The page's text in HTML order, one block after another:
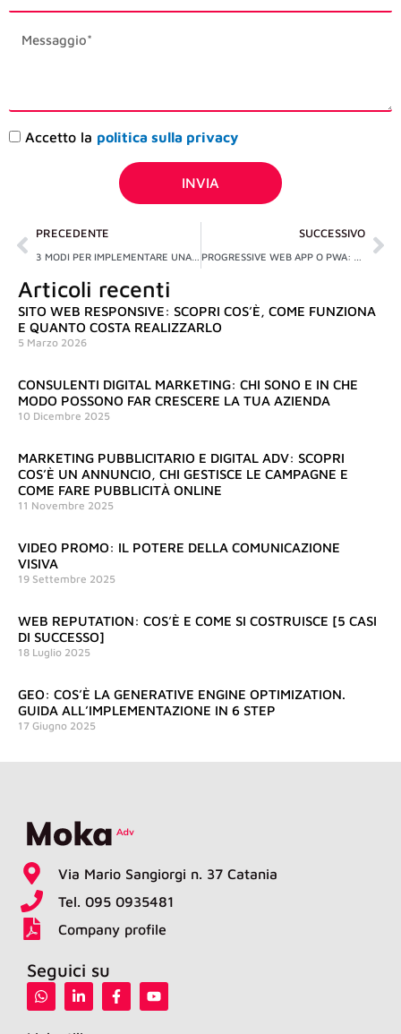
description
Accettazione
Accetto la politica sulla privacy
INVIA
Precedente
PRECEDENTE SUCCESSIVO
Articoli recenti
SITO WEB RESPONSIVE: SCOPRI COS’È, COME FUNZIONA
E QUANTO COSTA REALIZZARLO
5 Marzo 2026
CONSULENTI DIGITAL MARKETING: CHI SONO E IN CHE
MODO POSSONO FAR CRESCERE LA TUA AZIENDA
10 Dicembre 2025
MARKETING PUBBLICITARIO E DIGITAL ADV: SCOPRI
COS’È UN ANNUNCIO, CHI GESTISCE LE CAMPAGNE E
COME FARE PUBBLICITÀ ONLINE
11 Novembre 2025
VIDEO PROMO: IL POTERE DELLA COMUNICAZIONE
VISIVA
19 Settembre 2025
WEB REPUTATION: COS’È E COME SI COSTRUISCE [5 CASI
DI SUCCESSO]
18 Luglio 2025
GEO: COS’È LA GENERATIVE ENGINE OPTIMIZATION.
GUIDA ALL’IMPLEMENTAZIONE IN 6 STEP
17 Giugno 2025
Via Mario Sangiorgi n. 37 Catania
Tel. 095 0935481
Company profile
Seguici su
W
h
i
F
a
Y
o